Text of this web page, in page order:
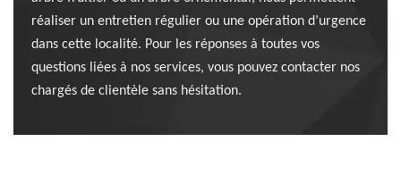
réaliser un entretien régulier ou une opération d’urgence
dans cette localité. Pour les réponses à toutes vos
questions liées à nos services, vous pouvez contacter nos
chargés de clientèle sans hésitation.